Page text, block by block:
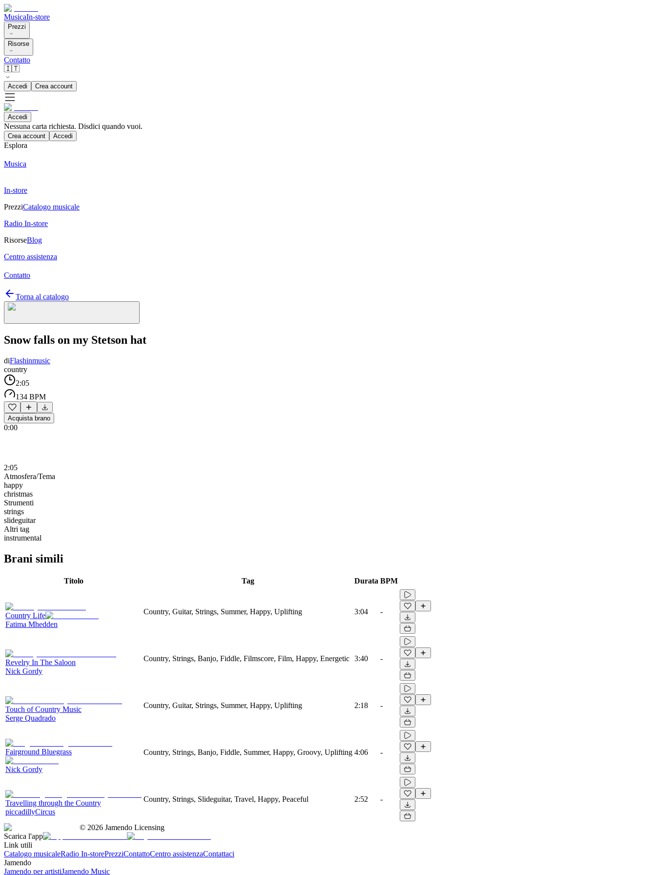
MusicaIn-store
Prezzi
Risorse
Contatto
🇮🇹
Accedi Crea account
Accedi
Nessuna carta richiesta. Disdici quando vuoi.
Crea account Accedi
Esplora
Musica
In-store
PrezziCatalogo musicale
Radio In-store
RisorseBlog
Centro assistenza
Contatto
Torna al catalogo
Snow falls on my Stetson hat
diFlashinmusic
country
2:05
134 BPM
Acquista brano
0:00
2:05
Atmosfera/Tema
happy
christmas
Strumenti
strings
slideguitar
Altri tag
instrumental
Brani simili
Titolo Tag Durata BPM
Country Life
Fatima Mhedden
Country, Guitar, Strings, Summer, Happy, Uplifting 3:04 -
Revelry In The Saloon
Nick Gordy
Country, Strings, Banjo, Fiddle, Filmscore, Film, Happy, Energetic 3:40 -
Touch of Country Music
Serge Quadrado
Country, Guitar, Strings, Summer, Happy, Uplifting 2:18 -
Fairground Bluegrass
Nick Gordy
Country, Strings, Banjo, Fiddle, Summer, Happy, Groovy, Uplifting 4:06 -
Travelling through the Country
piccadillyCircus
Country, Strings, Slideguitar, Travel, Happy, Peaceful 2:52 -
© 2026 Jamendo Licensing
Scarica l'app
Link utili
Catalogo musicaleRadio In-storePrezziContattoCentro assistenzaContattaci
Jamendo
Jamendo per artistiJamendo Music